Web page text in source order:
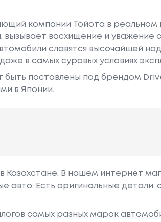
компании Тойота в реальном
вызывает восхищение и уважение
славятся высочайшей
в самых суровых условиях
быть поставлены под брендом
в Японии.
Казахстане. В нашем интернет
авто. Есть оригинальные
самых разных марок